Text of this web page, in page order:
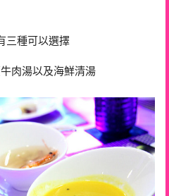
三種可以選擇
肉湯以及海鮮清湯